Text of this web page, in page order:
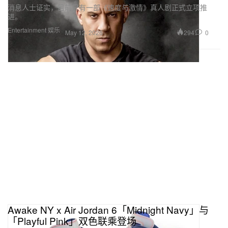
Entertainment 娱乐
消息人士证实，目前只有一部《速度与激情》真人剧正式立项推
进。
May 12, 2026 294 0
Awake NY x Air Jordan 6「Midnight Navy」与
「Playful Pink」双色联乘登场